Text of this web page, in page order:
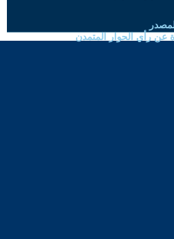
عن رأي الحوار المتمدن